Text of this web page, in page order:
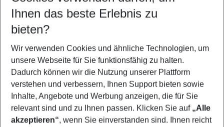
Reisezeitraum wählen
10.08.26– 08.08.27 5-8 Nächte
2 Erwachsene Keine Kinder
Mehr Filter anzeigen
Ihnen das beste Erlebnis zu
bieten?
Wir verwenden Cookies und ähnliche Technologien, um
unsere Webseite für Sie funktionsfähig zu halten.
Dadurch können wir die Nutzung unserer Plattform
verstehen und verbessern, Ihnen Support bieten sowie
Inhalte, Angebote und Werbung anzeigen, die für Sie
relevant sind und zu Ihnen passen. Klicken Sie auf „Alle
akzeptieren“, wenn Sie einverstanden sind. Ihnen reicht